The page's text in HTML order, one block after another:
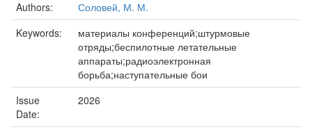
Authors:
Соловей, М. М.
Keywords:
материалы конференций;штурмовые
отряды;беспилотные летательные
аппараты;радиоэлектронная
борьба;наступательные бои
Issue
Date:
2026